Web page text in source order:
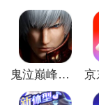
鬼泣巅峰之战最新破解版